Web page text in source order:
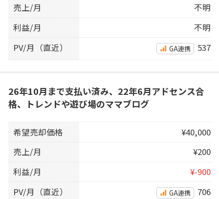
売上/月
不明
利益/月
不明
PV/月（直近）
GA連携 537
26年10月まで支払い済み、22年6月アドセンス合
格、トレンドや遊び場のママブログ
希望売却価格
¥40,000
売上/月
¥200
利益/月
¥-900
PV/月（直近）
GA連携 706